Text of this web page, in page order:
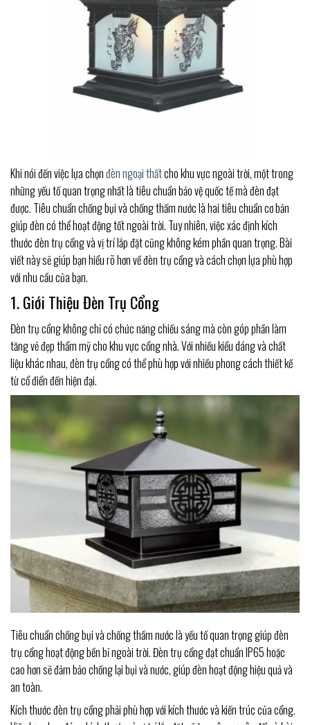
Khi nói đến việc lựa chọnđèn ngoại thấtcho khu vực ngoài trời, một trong
những yếu tố quan trọng nhất là tiêu chuẩn bảo vệ quốc tế mà đèn đạt
được. Tiêu chuẩn chống bụi và chống thấm nước là hai tiêu chuẩn cơ bản
giúp đèn có thể hoạt động tốt ngoài trời. Tuy nhiên, việc xác định kích
thước đèn trụ cổng và vị trí lắp đặt cũng không kém phần quan trọng. Bài
viết này sẽ giúp bạn hiểu rõ hơn về đèn trụ cổng và cách chọn lựa phù hợp
với nhu cầu của bạn.
1. Giới Thiệu Đèn Trụ Cổng
Đèn trụ cổng không chỉ có chức năng chiếu sáng mà còn góp phần làm
tăng vẻ đẹp thẩm mỹ cho khu vực cổng nhà. Với nhiều kiểu dáng và chất
liệu khác nhau, đèn trụ cổng có thể phù hợp với nhiều phong cách thiết kế
từ cổ điển đến hiện đại.
Tiêu chuẩn chống bụi và chống thấm nước là yếu tố quan trọng giúp đèn
trụ cổng hoạt động bền bỉ ngoài trời. Đèn trụ cổng đạt chuẩn IP65 hoặc
cao hơn sẽ đảm bảo chống lại bụi và nước, giúp đèn hoạt động hiệu quả và
an toàn.
Kích thước đèn trụ cổng phải phù hợp với kích thước và kiến trúc của cổng.